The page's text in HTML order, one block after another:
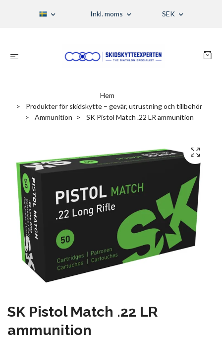
Inkl. moms SEK
Hem
Produkter för skidskytte – gevär, utrustning och tillbehör
Ammunition
SK Pistol Match .22 LR ammunition
SK Pistol Match .22 LR
ammunition